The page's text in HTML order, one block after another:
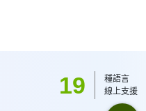
19
種語言
線上支援